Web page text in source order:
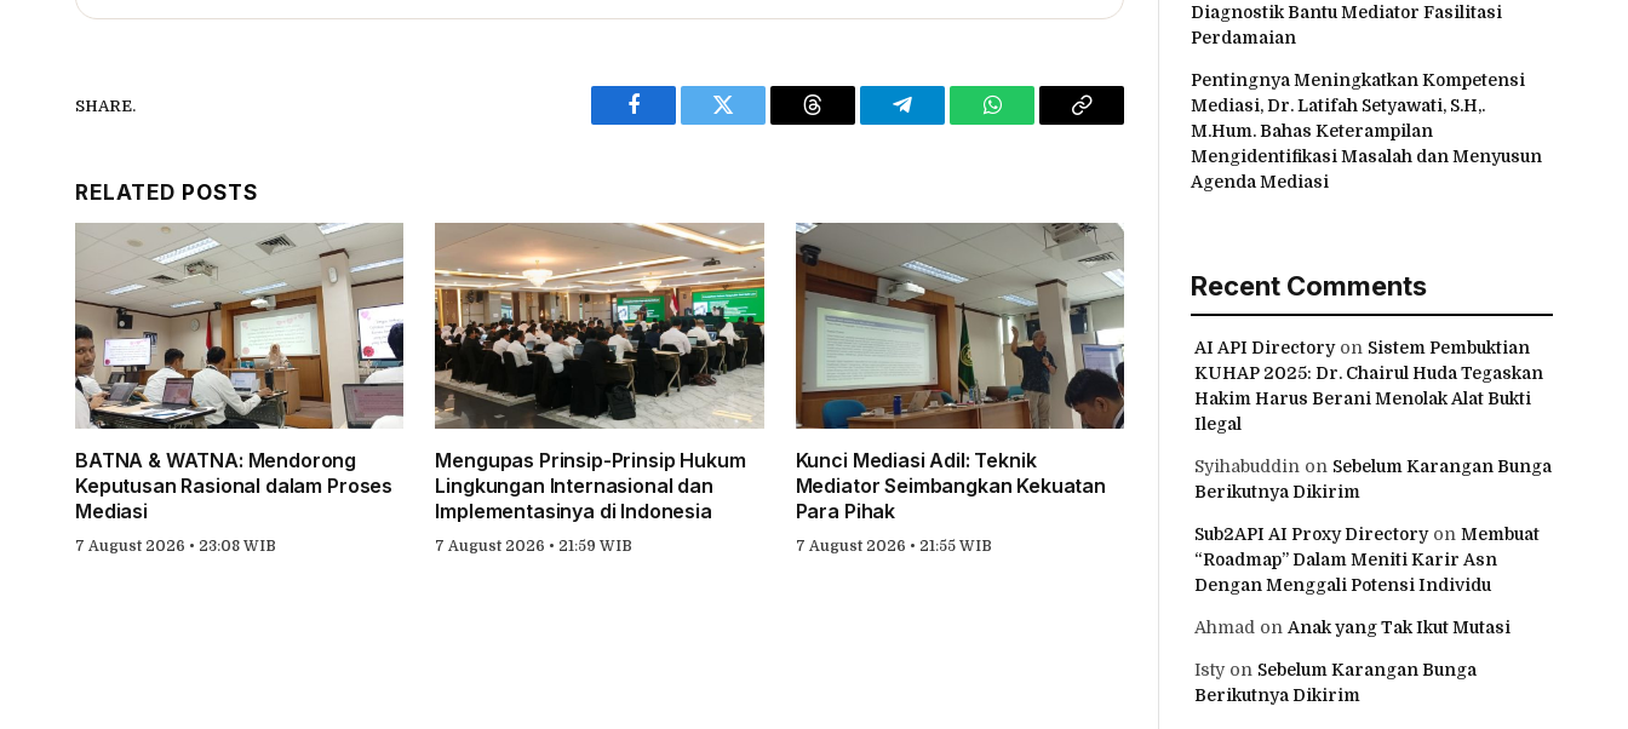
SHARE.
Facebook Twitter Threads Telegram WhatsAppCopy
RELATED POSTS
BATNA & WATNA: Mendorong
Keputusan Rasional dalam Proses
Mediasi
7 August 2026 • 23:08 WIB
Mengupas Prinsip-Prinsip Hukum
Lingkungan Internasional dan
Implementasinya di Indonesia
7 August 2026 • 21:59 WIB
Kunci Mediasi Adil: Teknik
Mediator Seimbangkan Kekuatan
Para Pihak
7 August 2026 • 21:55 WIB
Diagnostik Bantu Mediator Fasilitasi
Perdamaian
Pentingnya Meningkatkan Kompetensi
Mediasi, Dr. Latifah Setyawati, S.H,.
M.Hum. Bahas Keterampilan
Mengidentifikasi Masalah dan Menyusun
Agenda Mediasi
Recent Comments
AI API Directoryon Sistem Pembuktian
KUHAP 2025: Dr. Chairul Huda Tegaskan
Hakim Harus Berani Menolak Alat Bukti
Ilegal
Syihabuddin on Sebelum Karangan Bunga
Berikutnya Dikirim
Sub2API AI Proxy Directoryon Membuat
“Roadmap” Dalam Meniti Karir Asn
Dengan Menggali Potensi Individu
Ahmad on Anak yang Tak Ikut Mutasi
Istyon Sebelum Karangan Bunga
Berikutnya Dikirim